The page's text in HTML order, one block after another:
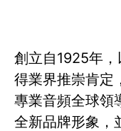
創立自1925年
得業界推崇肯定
專業音頻全球領
全新品牌形象，